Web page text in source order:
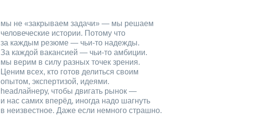
мы не «закрываем задачи» — мы решаем
человеческие истории. Потому что
за каждым резюме — чьи‑то надежды.
За каждой вакансией — чьи‑то амбиции.
мы верим в силу разных точек зрения.
Ценим всех, кто готов делиться своим
опытом, экспертизой, идеями.
headлайнеру, чтобы двигать рынок —
и нас самих вперёд, иногда надо шагнуть
в неизвестное. Даже если немного страшно.